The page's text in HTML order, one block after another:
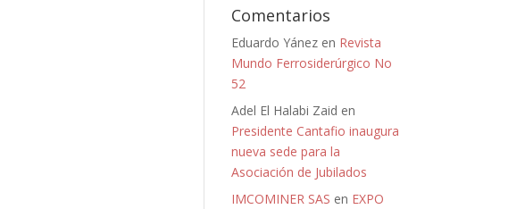
Comentarios
Eduardo Yánez en Revista
Mundo Ferrosiderúrgico No
52
Adel El Halabi Zaid en
Presidente Cantafio inaugura
nueva sede para la
Asociación de Jubilados
IMCOMINER SAS en EXPO